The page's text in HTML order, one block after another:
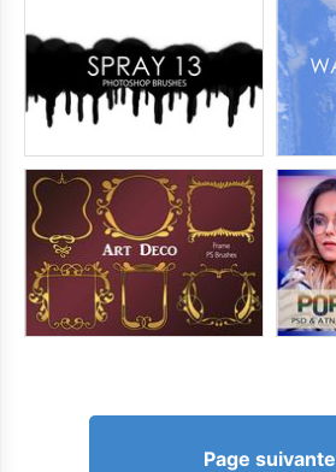
Page suivante